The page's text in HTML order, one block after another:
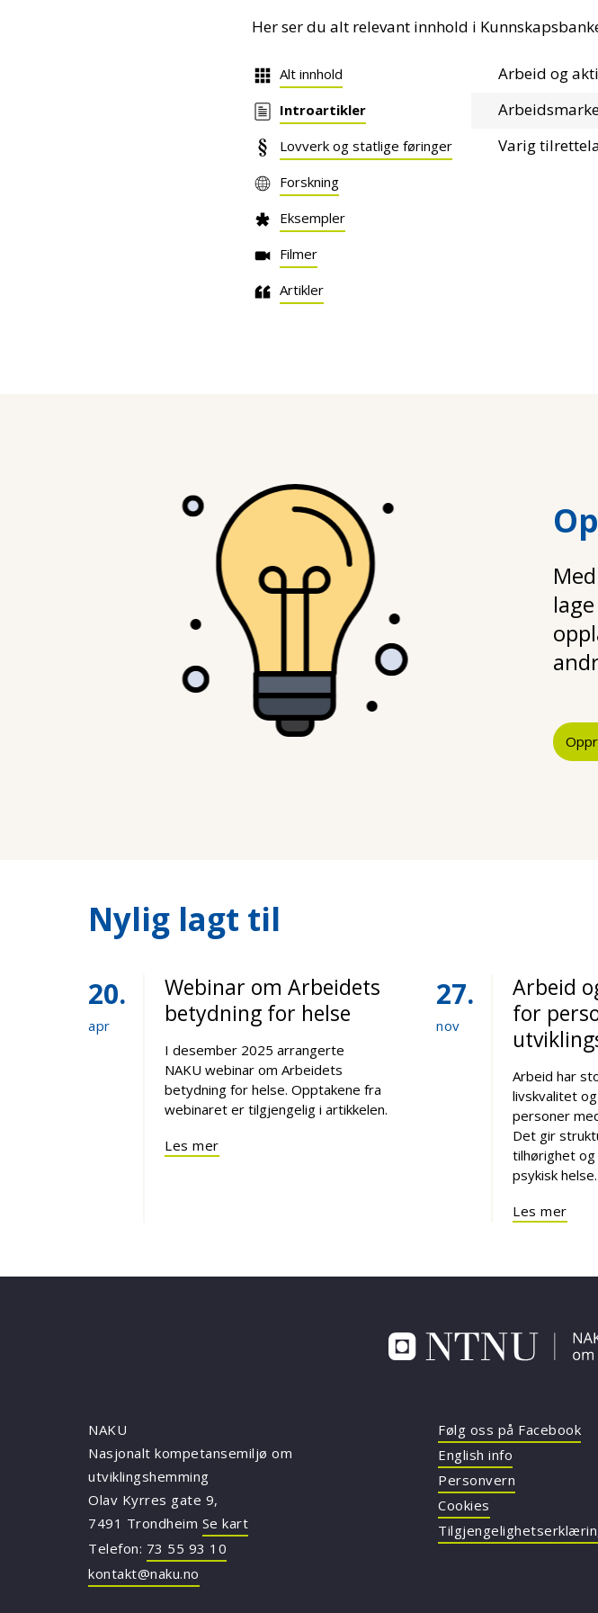
Her ser du alt relevant innhold i
Alt innhold
Introartikler
Lovverk og statlige føringer
Forskning
Eksempler
Filmer
Artikler
Arbeid og
Varig
Nylig lagt til
20
apr
Webinar om Arbeidets
betydning for helse
I desember 2025 arrangerte
NAKU webinar om Arbeidets
betydning for helse. Opptakene fra
webinaret er tilgjengelig i artikkelen.
Les mer
27
nov
Arbeid
for
Arbeid har
livskvalitet
personer
Det gir
tilhørighet
psykisk
Les mer
NAKU
Nasjonalt kompetansemiljø om
utviklingshemming
Olav Kyrres gate 9,
7491 Trondheim Se kart
Telefon: 73 55 93 10
kontakt@naku.no
Følg oss på Facebook
English info
Personvern
Cookies